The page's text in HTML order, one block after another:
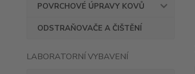
POVRCHOVÉ ÚPRAVY KOVŮ
ODSTRAŇOVAČE A ČIŠTĚNÍ
LABORATORNÍ VYBAVENÍ